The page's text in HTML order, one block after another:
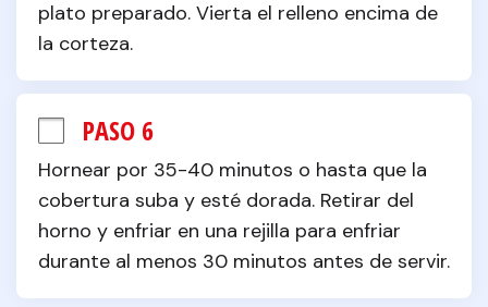
plato preparado. Vierta el relleno encima de
la corteza.
PASO 6
Hornear por 35-40 minutos o hasta que la
cobertura suba y esté dorada. Retirar del
horno y enfriar en una rejilla para enfriar
durante al menos 30 minutos antes de servir.